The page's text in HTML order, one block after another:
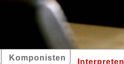
Komponisten Interpreten